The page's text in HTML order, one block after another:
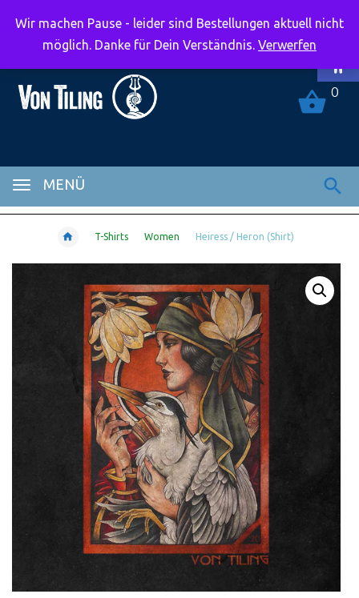
MENÜ
0
T-Shirts Women Heiress / Heron (Shirt)
Wir machen Pause - leider sind Bestellungen aktuell nicht
möglich. Danke für Dein Verständnis. Verwerfen